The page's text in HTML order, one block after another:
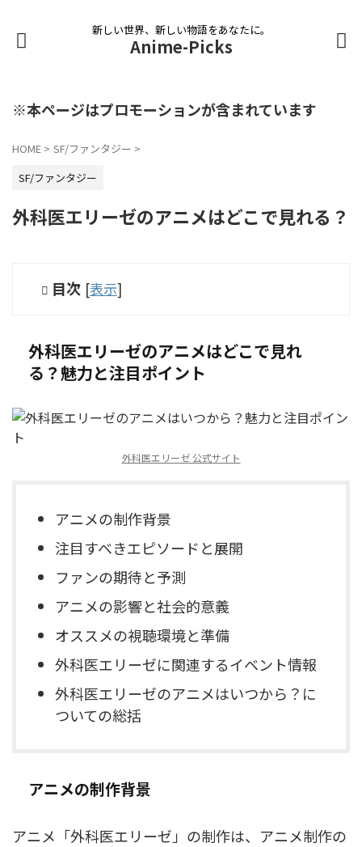
新しい世界、新しい物語をあなたに。
Anime-Picks
※本ページはプロモーションが含まれています
HOME > SF/ファンタジー >
SF/ファンタジー
外科医エリーゼのアニメはどこで見れる？
目次 [表示]
外科医エリーゼのアニメはどこで見れ
る？魅力と注目ポイント
外科医エリーゼ 公式サイト
アニメの制作背景
注目すべきエピソードと展開
ファンの期待と予測
アニメの影響と社会的意義
オススメの視聴環境と準備
外科医エリーゼに関連するイベント情報
外科医エリーゼのアニメはいつから？に
ついての総括
アニメの制作背景
アニメ「外科医エリーゼ」の制作は、アニメ制作の